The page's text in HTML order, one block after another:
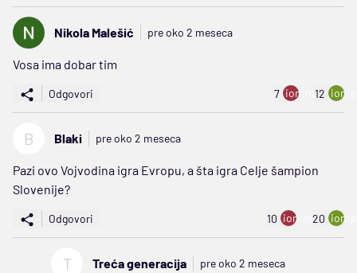
Nikola Malešić pre oko 2 meseca
Vosa ima dobar tim
Odgovori 7 ion:minus
12
B Blaki pre oko 2 meseca
Pazi ovo Vojvodina igra Evropu, a šta igra Celje šampion
Slovenije?
Odgovori 10 ion:minus
20
T Treća generacija pre oko 2 meseca